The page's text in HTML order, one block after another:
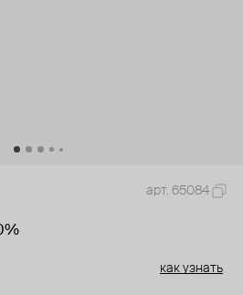
арт. 65084
как узнать